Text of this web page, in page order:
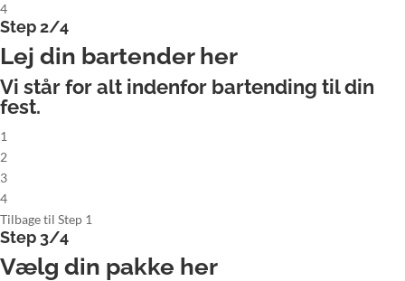
4
Step 2/4
Lej din bartender her
Vi står for alt indenfor bartending til din
fest.
1
2
3
4
Tilbage til Step 1
Step 3/4
Vælg din pakke her